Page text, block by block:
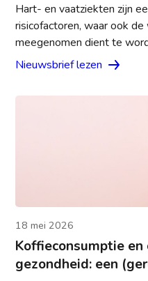
Hart- en vaatziekten zijn
risicofactoren, waar ook
meegenomen dient te
Nieuwsbrief lezen
18 mei 2026
Koffieconsumptie
gezondheid: een